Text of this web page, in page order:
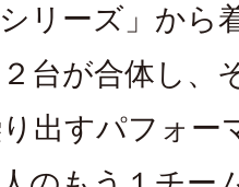
シリーズ」から
台が合体し、
出すパフォー